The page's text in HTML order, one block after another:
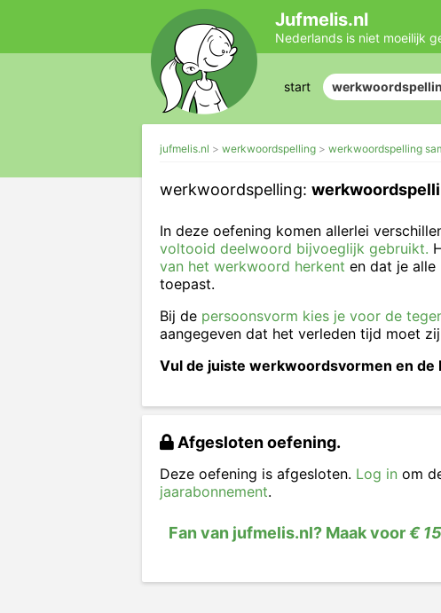
Jufmelis.nl
Nederlands is niet moeilijk
start
jufmelis.nl werkwoordspelling werkwoordspelling
werkwoordspelling:
In deze oefening komen allerlei
voltooid deelwoord bijvoeglijk gebruikt.
van het werkwoord herkent en dat je alle
toepast.
Bij de persoonsvorm kies je voor de
aangegeven dat het verleden tijd moet
Vul de juiste werkwoordsvormen en
Afgesloten oefening.
Deze oefening is afgesloten. Log in om
jaarabonnement.
Fan van jufmelis.nl? Maak voor€